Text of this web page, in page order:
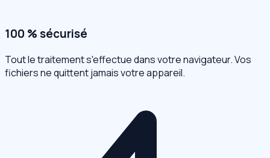
100 % sécurisé
Tout le traitement s'effectue dans votre navigateur. Vos
fichiers ne quittent jamais votre appareil.